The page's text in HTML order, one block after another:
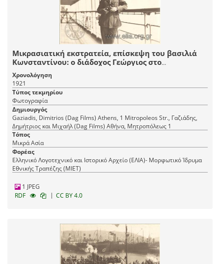
Μικρασιατική εκστρατεία, επίσκεψη του βασιλιά
Κωνσταντίνου: ο διάδοχος Γεώργιος στο
κατάστρωμα πλοίου.
Χρονολόγηση
1921
Τύπος τεκμηρίου
Φωτογραφία
Δημιουργός
Gaziadis, Dimitrios (Dag Films) Athens, 1 Mitropoleos Str., Γαζιάδης,
Δημήτριος και Μιχαήλ (Dag Films) Αθήνα, Mητροπόλεως 1
Τόπος
Μικρά Ασία
Φορέας
Ελληνικό Λογοτεχνικό και Ιστορικό Αρχείο (ΕΛΙΑ)- Μορφωτικό Ίδρυμα
Εθνικής Τραπέζης (ΜΙΕΤ)
1 JPEG
RDF
| CC BY 4.0